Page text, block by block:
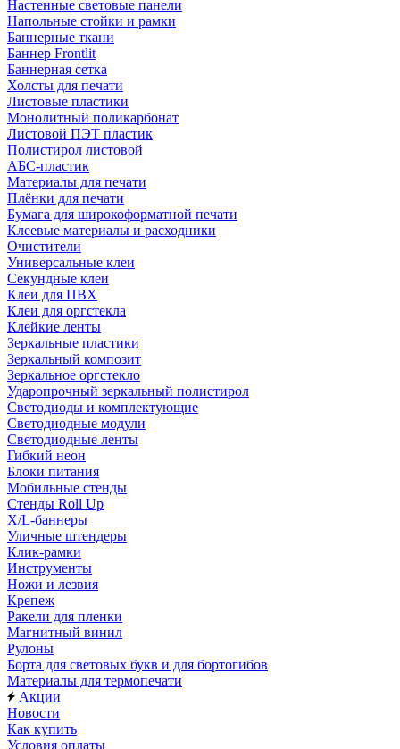
Настенные световые панели
Напольные стойки и рамки
Баннерные ткани
Баннер Frontlit
Баннерная сетка
Холсты для печати
Листовые пластики
Монолитный поликарбонат
Листовой ПЭТ пластик
Полистирол листовой
АБС-пластик
Материалы для печати
Плёнки для печати
Бумага для широкоформатной печати
Клеевые материалы и расходники
Очистители
Универсальные клеи
Секундные клеи
Клеи для ПВХ
Клеи для оргстекла
Клейкие ленты
Зеркальные пластики
Зеркальный композит
Зеркальное оргстекло
Ударопрочный зеркальный полистирол
Светодиоды и комплектующие
Светодиодные модули
Светодиодные ленты
Гибкий неон
Блоки питания
Мобильные стенды
Стенды Roll Up
X/L-баннеры
Уличные штендеры
Клик-рамки
Инструменты
Ножи и лезвия
Крепеж
Ракели для пленки
Магнитный винил
Рулоны
Борта для световых букв и для бортогибов
Материалы для термопечати
Акции
Новости
Как купить
Условия оплаты